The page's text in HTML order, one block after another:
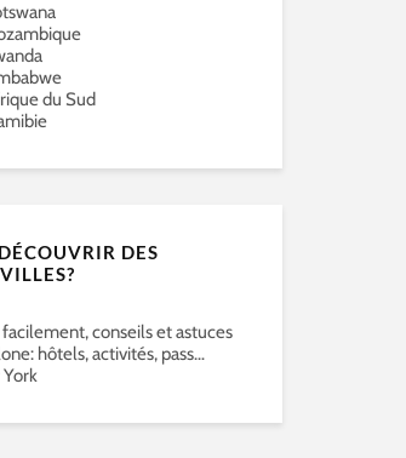
du Sud
DES
conseils et astuces
hôtels, activités, pass…